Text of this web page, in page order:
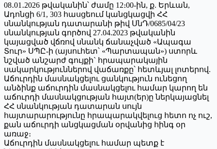
08․01․2026 թվականին՝ ժամը 12։00-ին, ք. Երևան,
Ադոնցի 6/1, 303 հասցեում կանցկացվի ՀՀ
սնանկության դատարանի թիվ ՍնԴ/0685/04/23
սնանկության գործով 27.04.2023 թվականին
կայացված վճռով սնանկ ճանաչված «Ապագա
Տուր» ՍՊԸ-ի (այսուհետ՝ «Պարտապան») ստորև
նշված անշարժ գույքի` հրապարակային
սակարկություններով վաճառքը՝ հետևյալ լոտերով.
Աճուրդին մասնակցելու ցանկություն ունեցող
անձինք աճուրդին մասնակցելու համար կարող են
աճուրդի մասնակցության հայտ(եր)ը ներկայացնել
ՀՀ սնանկության դատարան սույն
հայտարարությունը հրապարակվելուց հետո ոչ ուշ,
քան աճուրդի անցկացման օրվանից հինգ օր
առաջ։
Աճուրդին մասնակցելու համար պետք է